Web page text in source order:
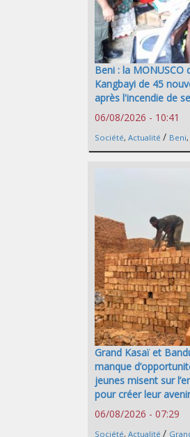
Beni : la MONUSCO
Kangbayi de 45
après l'incendie de
06/08/2026 - 10:41
Société, Actualité / Beni,
Grand Kasaï et
manque
jeunes misent sur
pour créer leur avenir
06/08/2026 - 07:29
Société, Actualité /